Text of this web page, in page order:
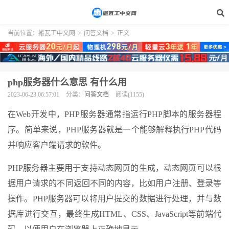
当前位置： 搬瓦工中文网 > 问答文档 > 正文
php服务器什么意思 有什么用
2023-06-23 06:57:01 分类： 问答文档 阅读(1155)
在Web开发中，PHP服务器通常指运行PHP脚本的服务器程
序。简单来说，PHP服务器就是一个能够解释执行PHP代码
并响应客户端请求的软件。
PHP服务器主要用于支持动态网页的生成，动态网页可以根
据用户请求的不同返回不同的内容，比如用户注册、登录等
操作。PHP服务器可以将用户提交的数据进行处理，并与数
据库进行交互，最终生成HTML、CSS、JavaScript等前端代